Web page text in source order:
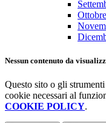
Ottobre
Nessun contenuto da
Questo sito o gli
cookie necessari al
COOKIE POLICY.